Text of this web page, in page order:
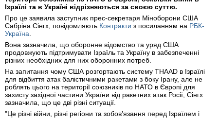
Ізраїлі та в Україні відрізняються за своєю суттю.
Про це заявила заступник прес-секретаря Міноборони США
Сабріна Сінгх, повідомляють Контракти з посиланням на РБК-
Україна
Вона зазначила, що оборонне відомство та уряд США
продовжують підтримувати Ізраїль та Україну в забезпеченні
різних необхідних для них оборонних потреб.
На запитання чому США розгортають систему THAAD в Ізраїлі
для відбиття атак балістичними ракетами з боку Ірану, але не
роблять цього на території союзників по НАТО в Європі для
захисту західної частини України від ракетних атак Росії, Сінгх
зазначила, що це дві різні ситуації.
"Це різні війни, різні регіони та зобов’язання перед Ізраїлем і